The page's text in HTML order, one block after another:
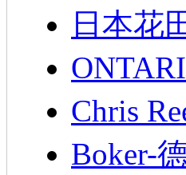
日本花
Chris
Boker-